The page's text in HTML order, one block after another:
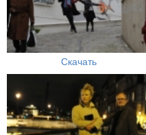
Скачать